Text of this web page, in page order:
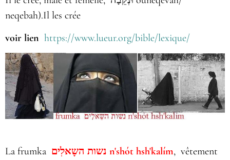
neqebah).Il les crée
voir lien https://www.lueur.org/bible/lexique/
La frumka נשות השָאלִים n'shót hsh'kalím, vêtement